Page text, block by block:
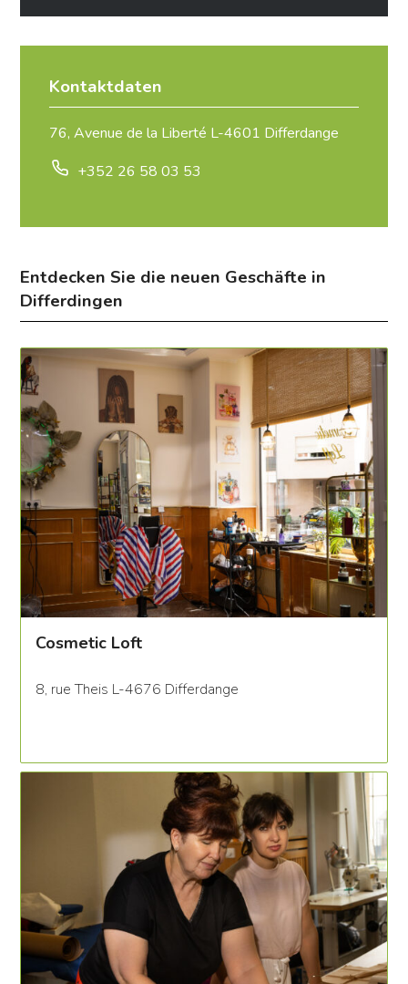
Kontaktdaten
76, Avenue de la Liberté L-4601 Differdange
+352 26 58 03 53
Entdecken Sie die neuen Geschäfte in
Differdingen
Cosmetic Loft
8, rue Theis L-4676 Differdange